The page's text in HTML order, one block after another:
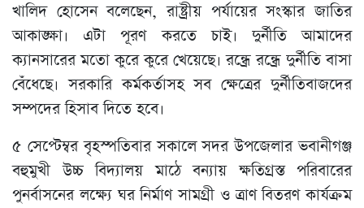
খালিদ হোসেন বলেছেন, রাষ্ট্রীয় পর্যায়ের সংস্কার জাতির
আকাঙ্ক্ষা। এটা পূরণ করতে চাই। দুর্নীতি আমাদের
ক্যানসারের মতো কুরে কুরে খেয়েছে। রন্ধ্রে রন্ধ্রে দুর্নীতি বাসা
বেঁধেছে। সরকারি কর্মকর্তাসহ সব ক্ষেত্রের দুর্নীতিবাজদের
সম্পদের হিসাব দিতে হবে।
৫ সেপ্টেম্বর বৃহস্পতিবার সকালে সদর উপজেলার ভবানীগঞ্জ
বহুমুখী উচ্চ বিদ্যালয় মাঠে বন্যায় ক্ষতিগ্রস্ত পরিবারের
পুনর্বাসনের লক্ষ্যে ঘর নির্মাণ সামগ্রী ও ত্রাণ বিতরণ কার্যক্রম